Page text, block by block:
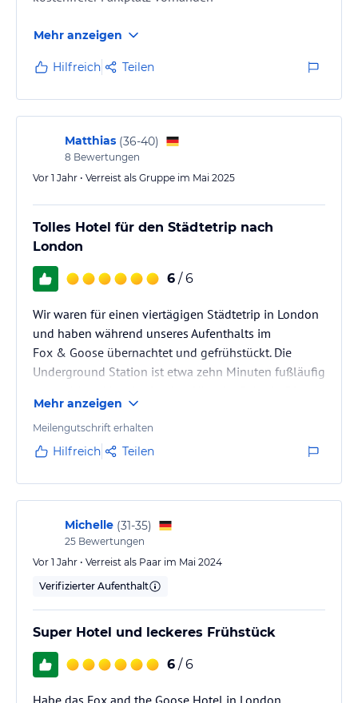
Mehr anzeigen
Hilfreich Teilen
Matthias (36-40)
8 Bewertungen
Vor 1 Jahr • Verreist als Gruppe im Mai 2025
Tolles Hotel für den Städtetrip nach
London
6 / 6
Wir waren für einen viertägigen Städtetrip in London
und haben während unseres Aufenthalts im
Fox & Goose übernachtet und gefrühstückt. Die
Underground Station ist etwa zehn Minuten fußläufig
Minuten ohne umzusteigen in die Londoner
Innenstadt. In direkter Nähe zum Hotel gibt es einen
Mc Donalds. Auch fußläufig zu erreichen sind
Hotelpersonal war super freundlich und die
Verständigung war trotz unseres schlechten
Englischs…
Mehr anzeigen
Meilengutschrift erhalten
Hilfreich Teilen
Michelle (31-35)
25 Bewertungen
Vor 1 Jahr • Verreist als Paar im Mai 2024
Verifizierter Aufenthalt
Super Hotel und leckeres Frühstück
6 / 6
Habe das Fox and the Goose Hotel in London